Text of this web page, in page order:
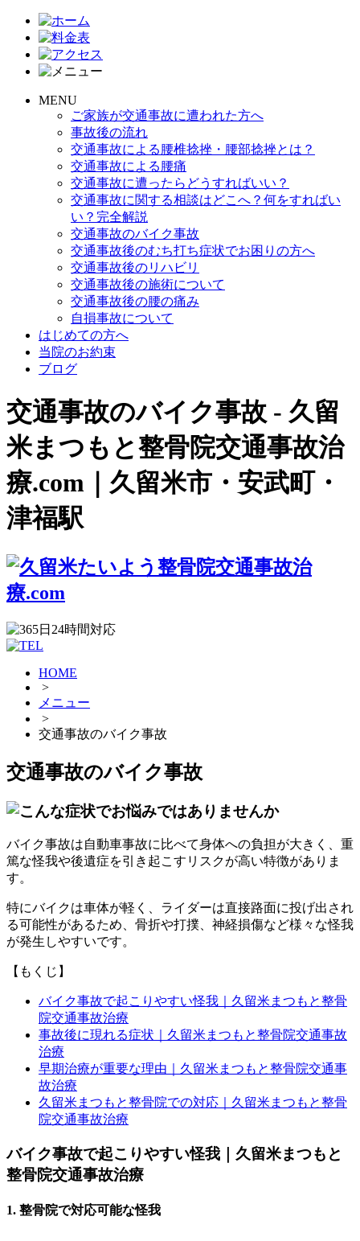
MENU
ご家族が交通事故に遭われた方へ
事故後の流れ
交通事故による腰椎捻挫・腰部捻挫とは？
交通事故による腰痛
交通事故に遭ったらどうすればいい？
交通事故に関する相談はどこへ？何をすればい
い？完全解説
交通事故のバイク事故
交通事故後のむち打ち症状でお困りの方へ
交通事故後のリハビリ
交通事故後の施術について
交通事故後の腰の痛み
自損事故について
はじめての方へ
当院のお約束
ブログ
交通事故のバイク事故 - 久留
米まつもと整骨院交通事故治
療.com｜久留米市・安武町・
津福駅
HOME
>
メニュー
>
交通事故のバイク事故
交通事故のバイク事故
バイク事故は自動車事故に比べて身体への負担が大きく、重
篤な怪我や後遺症を引き起こすリスクが高い特徴がありま
す。
特にバイクは車体が軽く、ライダーは直接路面に投げ出され
る可能性があるため、骨折や打撲、神経損傷など様々な怪我
が発生しやすいです。
【もくじ】
バイク事故で起こりやすい怪我｜久留米まつもと整骨
院交通事故治療
事故後に現れる症状｜久留米まつもと整骨院交通事故
治療
早期治療が重要な理由｜久留米まつもと整骨院交通事
故治療
久留米まつもと整骨院での対応｜久留米まつもと整骨
院交通事故治療
バイク事故で起こりやすい怪我｜久留米まつもと
整骨院交通事故治療
1. 整骨院で対応可能な怪我